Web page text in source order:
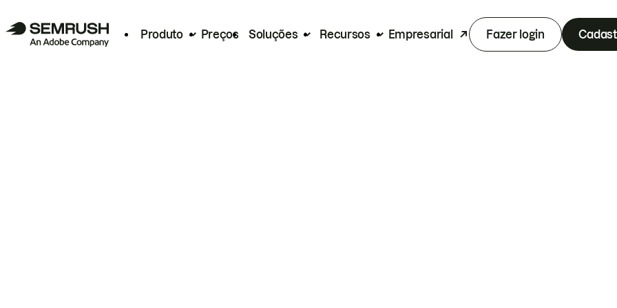
Produto Preços Soluções Recursos Empresarial Fazer login